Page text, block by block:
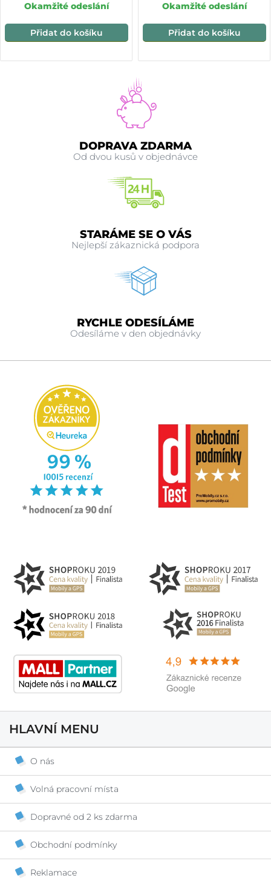
Okamžité odeslání
Přidat do košíku
Okamžité odeslání
Přidat do košíku
DOPRAVA ZDARMA
Od dvou kusů v objednávce
STARÁME SE O VÁS
Nejlepší zákaznická podpora
RYCHLE ODESÍLÁME
Odesíláme v den objednávky
HLAVNÍ MENU
O nás
Volná pracovní místa
Dopravné od 2 ks zdarma
Obchodní podmínky
Reklamace